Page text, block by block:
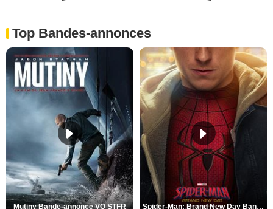
Top Bandes-annonces
Mutiny Bande-annonce VO STFR Spider-Man: Brand New Day Bande-annonce VO STFR